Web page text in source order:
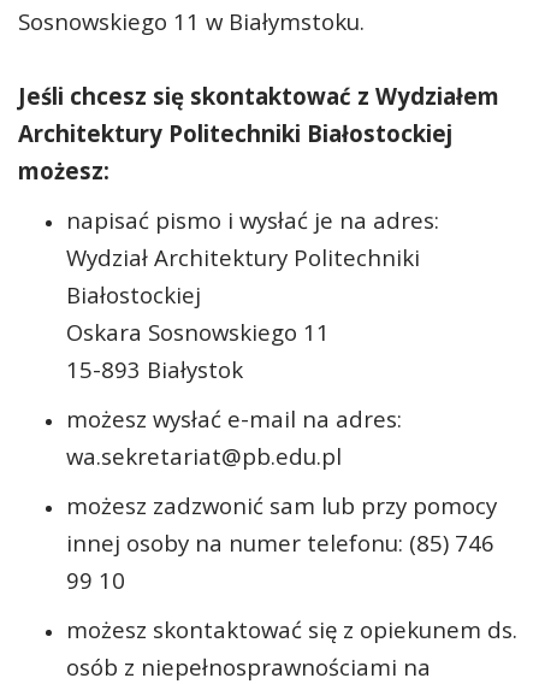
Sosnowskiego 11 w Białymstoku.
Jeśli chcesz się skontaktować z Wydziałem
Architektury Politechniki Białostockiej
możesz:
napisać pismo i wysłać je na adres:
Wydział Architektury Politechniki
Białostockiej
Oskara Sosnowskiego 11
15-893 Białystok
możesz wysłać e-mail na adres:
wa.sekretariat@pb.edu.pl
możesz zadzwonić sam lub przy pomocy
innej osoby na numer telefonu: (85) 746
99 10
możesz skontaktować się z opiekunem ds.
osób z niepełnosprawnościami na